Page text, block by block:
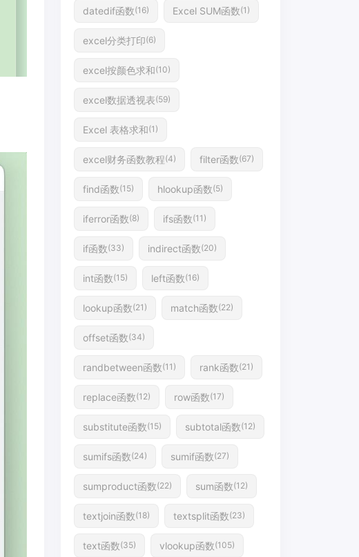
datedif函数(16) Excel SUM函数(1)
excel分类打印(6)
excel按颜色求和(10)
excel数据透视表(59)
Excel 表格求和(1)
excel财务函数教程(4) filter函数(67)
find函数(15) hlookup函数(5)
iferror函数(8) ifs函数(11)
if函数(33) indirect函数(20)
int函数(15) left函数(16)
lookup函数(21) match函数(22)
offset函数(34)
randbetween函数(11) rank函数(21)
replace函数(12) row函数(17)
substitute函数(15) subtotal函数(12)
sumifs函数(24) sumif函数(27)
sumproduct函数(22) sum函数(12)
textjoin函数(18) textsplit函数(23)
text函数(35) vlookup函数(105)